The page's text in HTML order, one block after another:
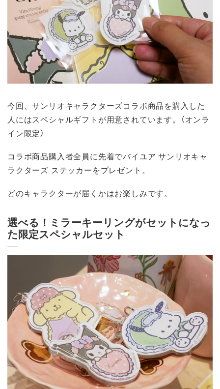
今回、サンリオキャラクターズコラボ商品を購入した
人にはスペシャルギフトが用意されています。（オンラ
イン限定）
コラボ商品購入者全員に先着でバイユア サンリオキャ
ラクターズ ステッカーをプレゼント。
どのキャラクターが届くかはお楽しみです。
選べる！ミラーキーリングがセットになっ
た限定スペシャルセット